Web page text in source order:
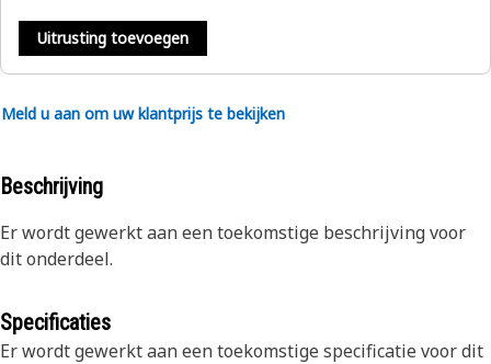
Uitrusting toevoegen
Meld u aan om uw klantprijs te bekijken
Beschrijving
Er wordt gewerkt aan een toekomstige beschrijving voor
dit onderdeel.
Specificaties
Er wordt gewerkt aan een toekomstige specificatie voor dit